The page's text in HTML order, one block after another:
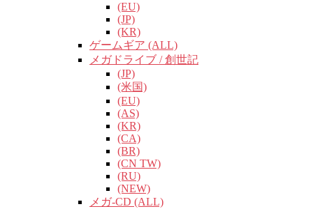
(EU)
(JP)
(KR)
ゲームギア (ALL)
メガドライブ / 創世記
(JP)
(米国)
(EU)
(AS)
(KR)
(CA)
(BR)
(CN TW)
(RU)
(NEW)
メガ-CD (ALL)